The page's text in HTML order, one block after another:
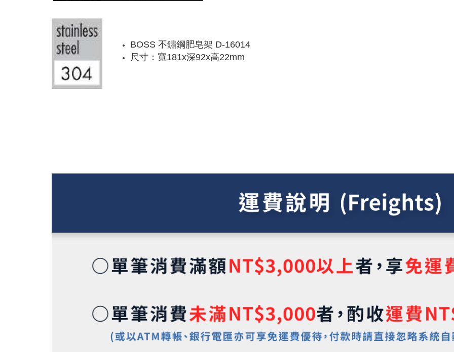
BOSS 不鏽鋼肥皂架 D-16014
尺寸：寬181x深92x高22mm